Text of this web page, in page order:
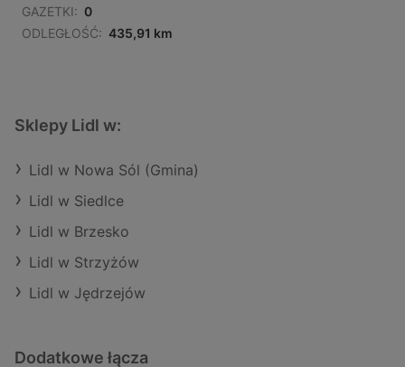
GAZETKI: 0
ODLEGŁOŚĆ: 435,91 km
Sklepy Lidl w:
Lidl w Nowa Sól (Gmina)
Lidl w Siedlce
Lidl w Brzesko
Lidl w Strzyżów
Lidl w Jędrzejów
Dodatkowe łącza